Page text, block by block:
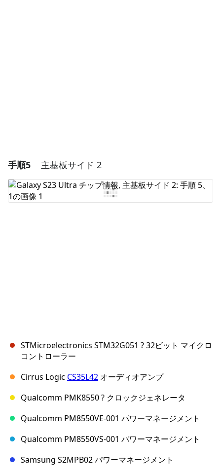
手順5 主基板サイド 2
STMicroelectronics STM32G051 ? 32ビット マイクロ
コントローラー
Cirrus Logic CS35L42 オーディオアンプ
Qualcomm PMK8550 ? クロックジェネレータ
Qualcomm PM8550VE-001 パワーマネージメント
Qualcomm PM8550VS-001 パワーマネージメント
Samsung S2MPB02 パワーマネージメント